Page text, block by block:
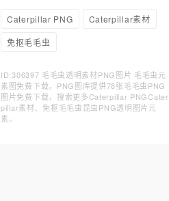
Caterpillar PNG
Caterpillar素材
免抠毛毛虫
ID:306397 毛毛虫透明素材PNG图片 毛毛虫元
素图免费下载，PNG图库提供78张毛毛虫PNG
图片免费下载，搜索更多Caterpillar PNGCater
pillar素材、免抠毛毛虫昆虫PNG透明图片元
素。